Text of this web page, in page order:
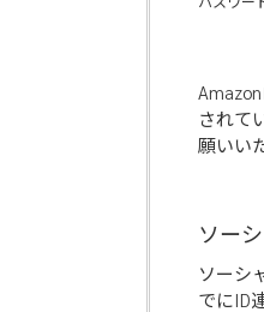
されて
願いい
ソー
ソーシ
でにID